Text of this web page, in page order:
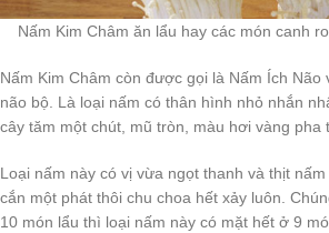
Nấm Kim Châm ăn lẩu hay các món canh
Nấm Kim Châm còn được gọi là Nấm Ích Não
não bộ. Là loại nấm có thân hình nhỏ nhắn
cây tăm một chút, mũ tròn, màu hơi vàng pha
Loại nấm này có vị vừa ngọt thanh và thịt
cắn một phát thôi chu choa hết xảy luôn.
10 món lẩu thì loại nấm này có mặt hết ở 9